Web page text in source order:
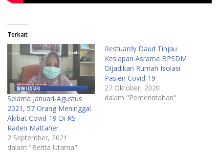
Terkait
Selama Januari-Agustus
2021, 57 Orang Meninggal
Akibat Covid-19 Di RS
Raden Mattaher
2 September, 2021
dalam "Berita Utama"
Restuardy Daud Tinjau
Kesiapan Asrama BPSDM
Dijadikan Rumah Isolasi
Pasien Covid-19
27 Oktober, 2020
dalam "Pemerintahan"